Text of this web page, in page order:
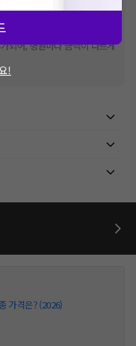
격과 상이할 수 있으니, 정확
.
지되어 있는 급여 진료 기준 가
되어, 병원마다 금액이 다르게
가격은? (2026)
!